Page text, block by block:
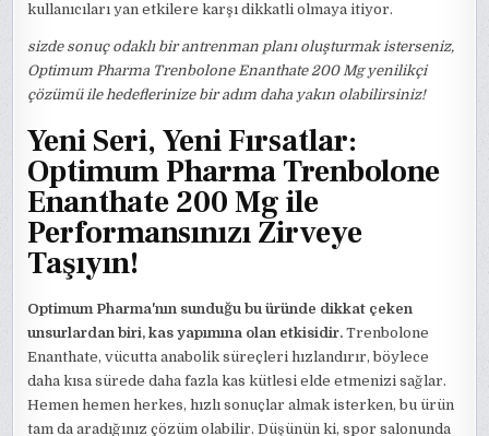
kullanıcıları yan etkilere karşı dikkatli olmaya itiyor.
sizde sonuç odaklı bir antrenman planı oluşturmak isterseniz,
Optimum Pharma Trenbolone Enanthate 200 Mg yenilikçi
çözümü ile hedeflerinize bir adım daha yakın olabilirsiniz!
Yeni Seri, Yeni Fırsatlar:
Optimum Pharma Trenbolone
Enanthate 200 Mg ile
Performansınızı Zirveye
Taşıyın!
Optimum Pharma'nın sunduğu bu üründe dikkat çeken
unsurlardan biri, kas yapımına olan etkisidir. Trenbolone
Enanthate, vücutta anabolik süreçleri hızlandırır, böylece
daha kısa sürede daha fazla kas kütlesi elde etmenizi sağlar.
Hemen hemen herkes, hızlı sonuçlar almak isterken, bu ürün
tam da aradığınız çözüm olabilir. Düşünün ki, spor salonunda